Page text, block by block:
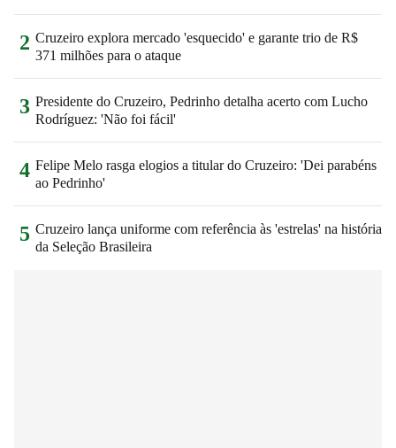
2 Cruzeiro explora mercado 'esquecido' e garante trio de R$
371 milhões para o ataque
3 Presidente do Cruzeiro, Pedrinho detalha acerto com Lucho
Rodríguez: 'Não foi fácil'
4 Felipe Melo rasga elogios a titular do Cruzeiro: 'Dei parabéns
ao Pedrinho'
5 Cruzeiro lança uniforme com referência às 'estrelas' na história
da Seleção Brasileira